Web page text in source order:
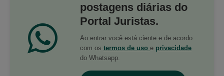
postagens diárias do
Portal Juristas.
Ao entrar você está ciente e de acordo
com os termos de uso e privacidade
do Whatsapp.